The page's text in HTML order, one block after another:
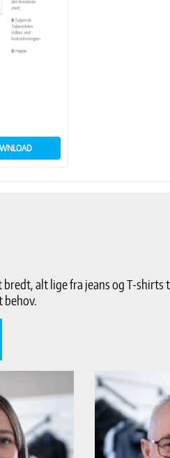
alt lige fra jeans og T-
behov.